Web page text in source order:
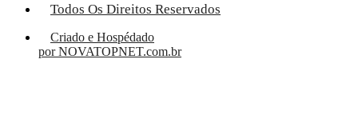
Todos Os Direitos Reservados
Criado e Hospédado
por NOVATOPNET.com.br